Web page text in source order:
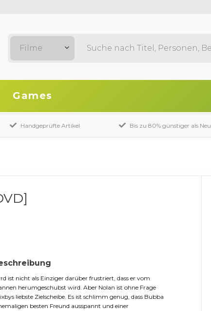
Filme
Games
Handgeprüfte Artikel Bis zu 80% günstiger als Neu
ist nicht als Einziger darüber frustriert, dass er vom
herumgeschubst wird. Aber Nolan ist ohne Frage
liebste Zielscheibe. Es ist schlimm genug, dass Bubba
besten Freund ausspannt und einer